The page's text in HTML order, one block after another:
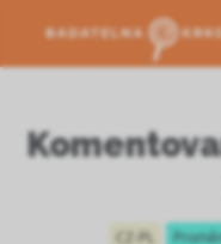
CZ-PL